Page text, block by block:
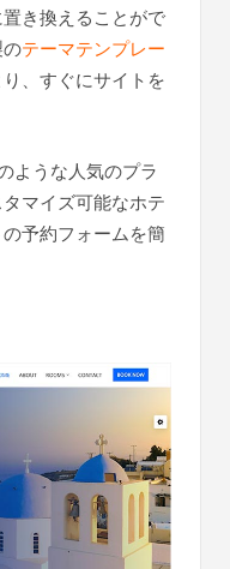
き換えることがで
テーマテンプレー
、すぐにサイトを
ような人気のプラ
マイズ可能なホテ
予約フォームを簡